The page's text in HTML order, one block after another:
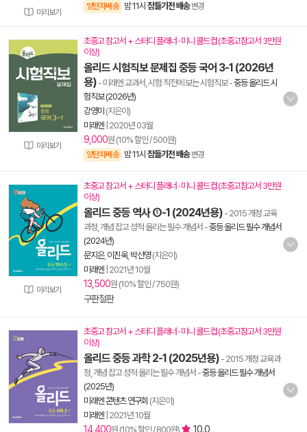
미리보기
양탄자배송 밤 11시 잠들기전 배송 변경
미리보기
초중고 참고서 + 스터디 플래너 · 미니 콜드컵 (초중고참고서 3만원
이상)
올리드 시험직보 문제집 중등 국어 3-1 (2026년
용) - 미래엔 교과서, 시험 직전에 보는 시험직보-중등 올리드 시
험직보 (2026년)
강영미 (지은이)
미래엔 2020년 03월
9,000원 (10% 할인 / 500원)
양탄자배송 밤 11시 잠들기전 배송 변경
미리보기
초중고 참고서 + 스터디 플래너 · 미니 콜드컵 (초중고참고서 3만원
이상)
올리드 중등 역사 ①-1 (2024년용) - 2015 개정 교육
과정, 개념 잡고 성적 올리는 필수 개념서 -중등 올리드 필수 개념서
(2024년)
문지은, 이진욱, 박선영(지은이)
미래엔 2021년 10월
13,500원 (10% 할인 / 750원)
구판절판
초중고 참고서 + 스터디 플래너 · 미니 콜드컵 (초중고참고서 3만원
이상)
올리드 중등 과학 2-1 (2025년용) - 2015 개정 교육과
정, 개념 잡고 성적 올리는 필수 개념서 -중등 올리드 필수 개념서
(2025년)
미래엔 콘텐츠 연구회 (지은이)
미래엔 2021년 10월
14,400원 (10% 할인 / 800원)
10.0